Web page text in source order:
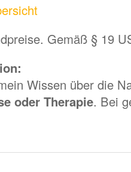
Gemäß § 19
Wissen über die
oder Therapie. Bei